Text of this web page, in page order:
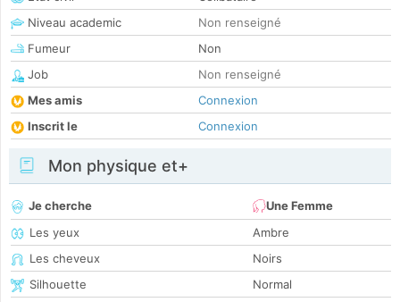
Niveau academic
Non renseigné
Fumeur
Non
Job
Non renseigné
Mes amis
Connexion
Inscrit le
Connexion
Mon physique et+
Je cherche
Une Femme
Les yeux
Ambre
Les cheveux
Noirs
Silhouette
Normal